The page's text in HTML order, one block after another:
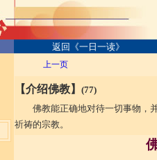
返回《一日一读》
上一页
【介绍佛教】 (77)
佛教能正确地对待一切事物，
祈祷的宗教。